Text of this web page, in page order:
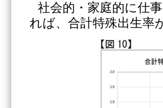
社会的・家庭的に仕
れば、合計特殊出生率